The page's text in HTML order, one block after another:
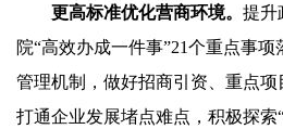
更高标准优化营商环境。 提升
院“高效办成一件事”21个重点事
管理机制，做好招商引资、重点项
打通企业发展堵点难点，积极探索